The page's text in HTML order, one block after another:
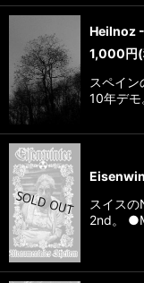
Heilnoz
1,000円
スペイ
10年デモ
スイス
2nd。